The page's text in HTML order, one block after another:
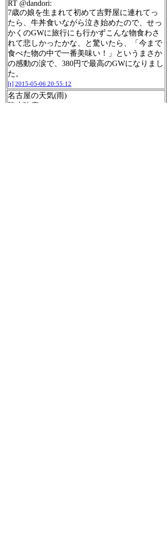
RT @dandori:
7歳の娘を生まれて初めて吉野屋に連れてっ
たら、牛丼食いながら泣き始めたので、せっ
かくのGWに旅行にも行かずこんな物食わさ
れて悲しかったかな、と驚いたら、「今まで
食べた物の中で一番美味い！」というまさか
の感動の涙で、380円で最高のGWになりまし
た。
[t] 2015-05-06 20:55:12
名古屋の天気(雨)
降水強度: 0.65(mm/h)